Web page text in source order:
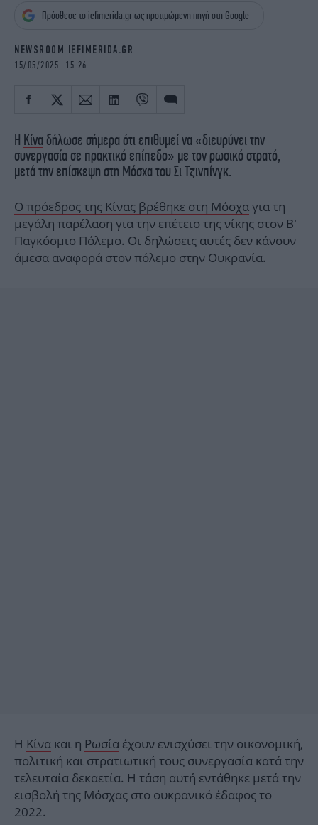
iBOOKS
MEDIA
Πρόσθεσε το iefimerida.gr ως προτιμώμενη πηγή στη Google
NEWSROOM IEFIMERIDA.GR
15/05/2025 15:26
Η Κίνα δήλωσε σήμερα ότι επιθυμεί να «διευρύνει την
συνεργασία σε πρακτικό επίπεδο» με τον ρωσικό στρατό,
μετά την επίσκεψη στη Μόσχα του Σι Τζινπίνγκ.
Ο πρόεδρος της Κίνας βρέθηκε στη Μόσχαγια τη
μεγάλη παρέλαση για την επέτειο της νίκης στον Β’
Παγκόσμιο Πόλεμο. Οι δηλώσεις αυτές δεν κάνουν
άμεσα αναφορά στον πόλεμο στην Ουκρανία.
Η Κίνα και η Ρωσία έχουν ενισχύσει την οικονομική,
πολιτική και στρατιωτική τους συνεργασία κατά την
τελευταία δεκαετία. Η τάση αυτή εντάθηκε μετά την
εισβολή της Μόσχας στο ουκρανικό έδαφος το
2022.